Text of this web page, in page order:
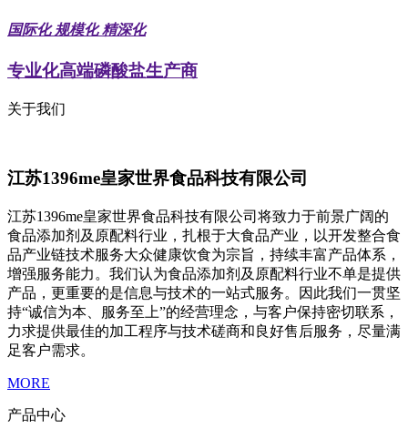
国际化 规模化 精深化
专业化高端磷酸盐生产商
关于我们
江苏1396me皇家世界食品科技有限公司
江苏1396me皇家世界食品科技有限公司将致力于前景广阔的
食品添加剂及原配料行业，扎根于大食品产业，以开发整合食
品产业链技术服务大众健康饮食为宗旨，持续丰富产品体系，
增强服务能力。我们认为食品添加剂及原配料行业不单是提供
产品，更重要的是信息与技术的一站式服务。因此我们一贯坚
持“诚信为本、服务至上”的经营理念，与客户保持密切联系，
力求提供最佳的加工程序与技术磋商和良好售后服务，尽量满
足客户需求。
MORE
产品中心